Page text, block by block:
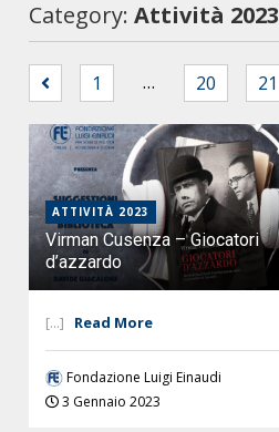
Category:Attività 2023
1 … 20 21
ATTIVITÀ 2023
Virman Cusenza – Giocatori
d’azzardo
[...] Read More
Fondazione Luigi Einaudi
3 Gennaio 2023